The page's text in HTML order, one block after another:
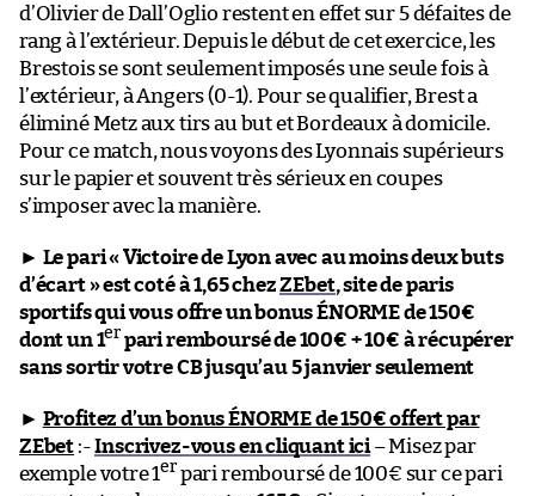
d’Olivier de Dall’Oglio restent en effet sur 5 défaites de
rang à l’extérieur. Depuis le début de cet exercice, les
Brestois se sont seulement imposés une seule fois à
l’extérieur, à Angers (0-1). Pour se qualifier, Brest a
éliminé Metz aux tirs au but et Bordeaux à domicile.
Pour ce match, nous voyons des Lyonnais supérieurs
sur le papier et souvent très sérieux en coupes
s’imposer avec la manière.
► Le pari « Victoire de Lyon avec au moins deux buts
d’écart » est coté à 1,65 chezZEbet, site de paris
sportifs qui vous offre un bonus ÉNORME de 150€
dont un 1er pari remboursé de 100€ + 10€ à récupérer
sans sortir votre CB jusqu’au 5 janvier seulement
► Profitez d’un bonus ÉNORME de 150€ offert par
ZEbet :-Inscrivez-vous en cliquant ici– Misez par
exemple votre 1er pari remboursé de 100€ sur ce pari